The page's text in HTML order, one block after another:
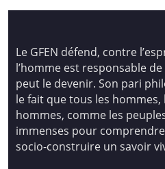
Le GFEN défend, contre
l’homme est responsable
peut le devenir. Son pari
le fait que tous les hommes,
hommes, comme les
immenses pour
socio-construire un savoir